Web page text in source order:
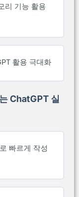
리 기능 활용
활용 극대화
ChatGPT 실
빠르게 작성